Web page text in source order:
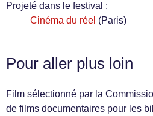
Projeté dans le festival :
Cinéma du réel (Paris)
Pour aller plus loin
Film sélectionné par la
de films documentaires pour les